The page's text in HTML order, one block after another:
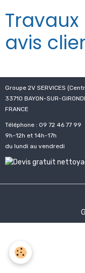
avis
Groupe 2V SERVICES
33710 BAYON-SUR-
FRANCE
Téléphone : 09 72 46 77 99
9h-12h et 14h-17h
du lundi au vendredi